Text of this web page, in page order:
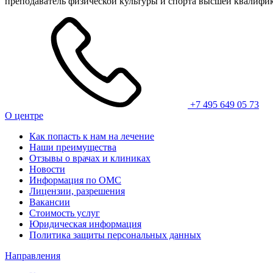
+7 495 649 05 73
О центре
Как попасть к нам на лечение
Наши преимущества
Отзывы о врачах и клиниках
Новости
Информация по ОМС
Лицензии, разрешения
Вакансии
Стоимость услуг
Юридическая информация
Политика защиты персональных данных
Направления